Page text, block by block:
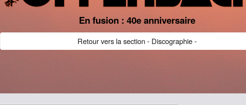
En fusion : 40e anniversaire
Retour vers la section - Discographie -